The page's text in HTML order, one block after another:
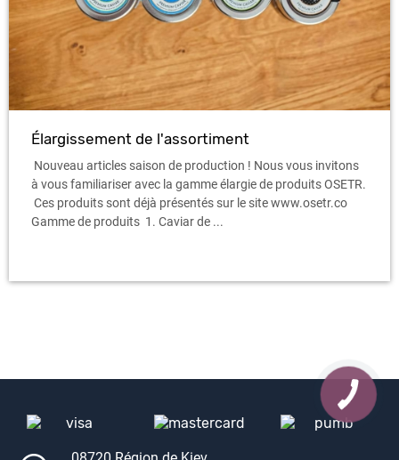
Élargissement de l'assortiment
Nouveau articles saison de production ! Nous vous invitons
à vous familiariser avec la gamme élargie de produits OSETR.
Ces produits sont déjà présentés sur le site www.osetr.co
Gamme de produits 1. Caviar de ...